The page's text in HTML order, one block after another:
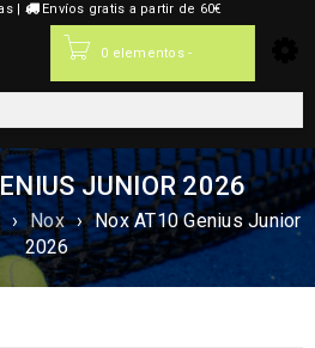
| Envíos gratis a partir de 60€
0 elementos -
JUNIOR 2026
› Nox › Nox AT10 Genius Junior
2026